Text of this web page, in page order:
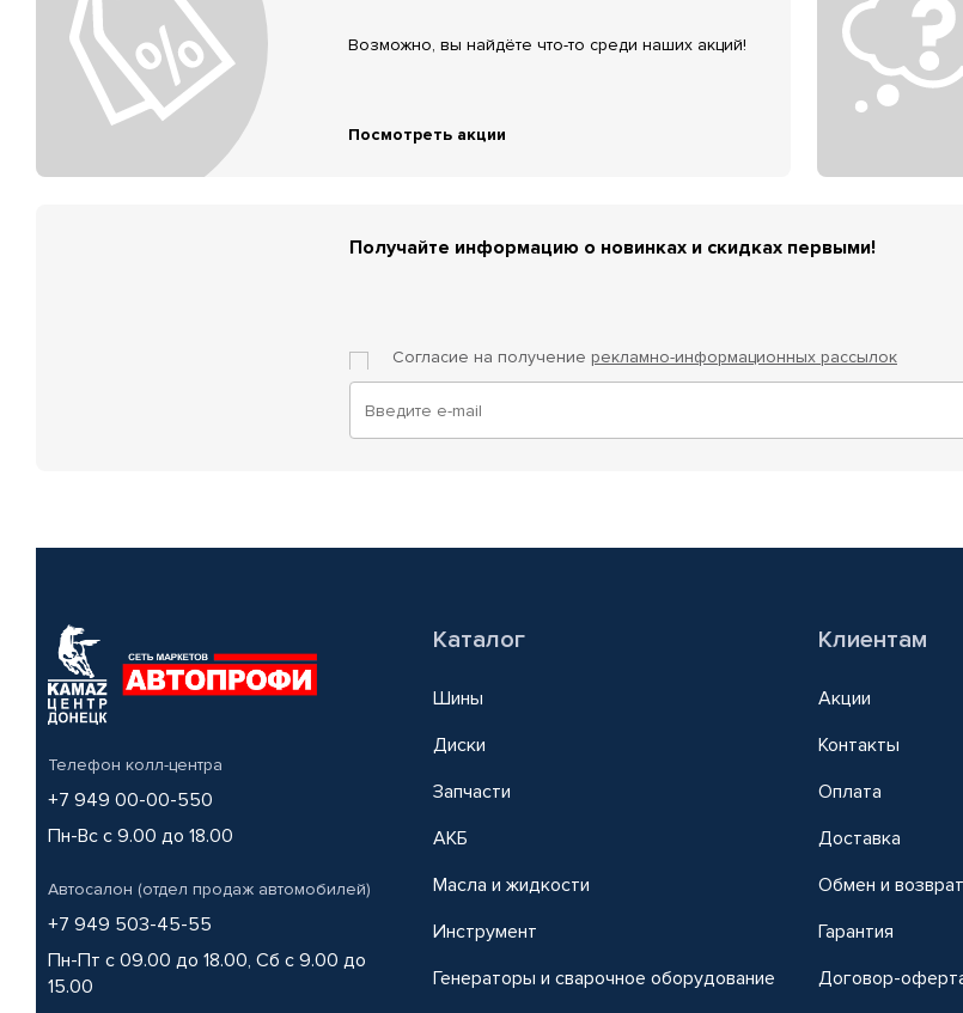
Возможно, вы найдёте что-то среди наших акций!
Посмотреть акции
Получайте информацию о новинках и скидках первыми!
Согласие на получение рекламно-информационных рассылок
Телефон колл-центра
+7 949 00-00-550
Пн-Вс с 9.00 до 18.00
Автосалон (отдел продаж автомобилей)
+7 949 503-45-55
Пн-Пт с 09.00 до 18.00, Сб с 9.00 до
15.00
Каталог
Шины
Диски
Запчасти
АКБ
Масла и жидкости
Инструмент
Генераторы и сварочное оборудование
Клиентам
Акции
Контакты
Оплата
Доставка
Обмен и возврат
Гарантия
Договор-